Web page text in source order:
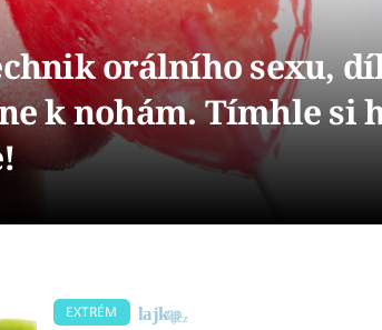
orálního sexu,
k nohám. Tímhle si
EXTRÉM